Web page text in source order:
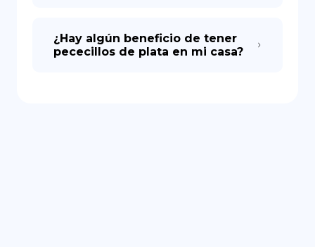
¿Hay algún beneficio de tener
pececillos de plata en mi casa?